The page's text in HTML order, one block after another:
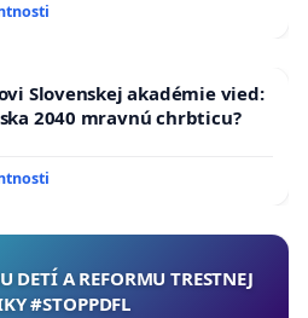
Slovenskej akadémie vied:
2040 mravnú chrbticu?
DETÍ A REFORMU TRESTNEJ
#STOPPDFL